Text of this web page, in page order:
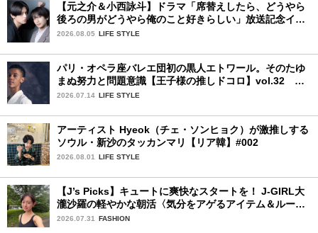
【元之介＆小西詠斗】ドラマ「席替えしたら、どうやら
後ろの男がどうやら俺のこと好きらしい」放送記念イン
タビュー♡ 「自然と詠斗くんが可愛く見えたんです」
2026.08.05 LIFE STYLE
パリ・オペラ座バレエ団初の黒人エトワール。そのたゆ
まぬ努力と問題意識【王子様の推しドコロ】vol.32 ギ
ヨーム・ディオップさん
2026.07.14 LIFE STYLE
アーティスト Hyeok（チェ・ソンヒョク）が激推しする
ソウル・新沙のタッカンマリ【リア韓】#002
2026.08.01 LIFE STYLE
【J’s Picks】キュートに爽快なスタートを！ J-GIRL大
瀧沙羅の軽やかな朝活〈気分をアゲるアイテム＆ルーテ
ィーン〉
2026.07.31 FASHION